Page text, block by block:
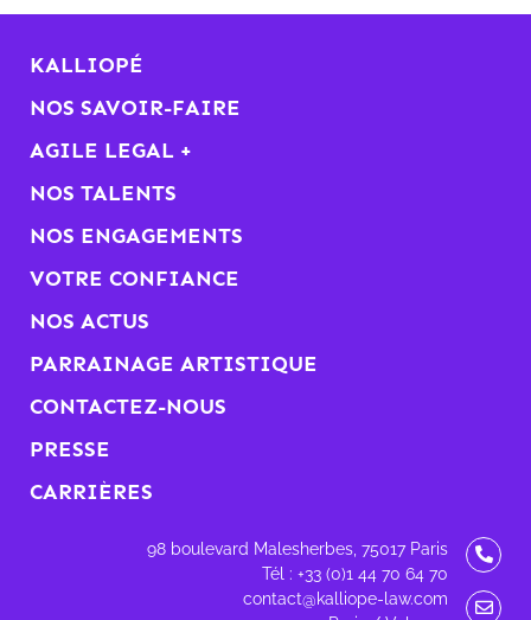
KALLIOPÉ
NOS SAVOIR-FAIRE
AGILE LEGAL +
NOS TALENTS
NOS ENGAGEMENTS
VOTRE CONFIANCE
NOS ACTUS
PARRAINAGE ARTISTIQUE
CONTACTEZ-NOUS
PRESSE
CARRIÈRES
98 boulevard Malesherbes, 75017 Paris
Tél : +33 (0)1 44 70 64 70
contact@kalliope-law.com